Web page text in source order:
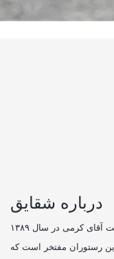
درباره شقایق
رستوران و غذای بیرون بر شقایق یزد ، با مدیریت آقای کرمی در سال ۱۳۸۹
رستوران مفتخر است که